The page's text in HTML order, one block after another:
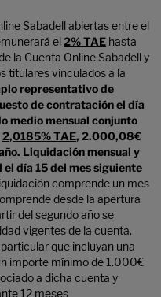
Sabadell abiertas entre el
el2% TAE hasta
la Cuenta Online Sabadell y
titulares vinculados a la
representativo de
de contratación el día
medio mensual conjunto
2,0185% TAE, 2.000,08€
Liquidación mensual y
el día 15 del mes siguiente
comprende un mes
desde la apertura
del segundo año se
vigentes de la cuenta.
que incluyan una
importe mínimo de 1.000€
a dicha cuenta y
12 meses